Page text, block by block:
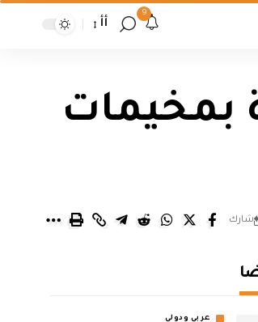
9
أأ
أسرة بمخيمات
شارك
عربي ودولي